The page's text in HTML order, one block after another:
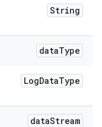
String
dataType
LogDataType
dataStream